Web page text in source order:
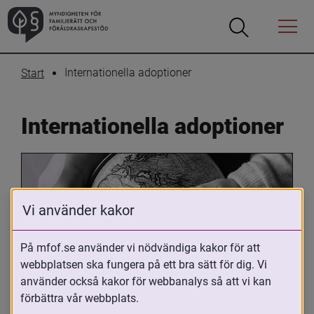
Öppna
Öppna
Menyn
Start Internationella adoptioner
Internationella adoptioner
Oavsett om du är adopterad,
adoptivförälder eller arbetar med
Vi använder kakor
På mfof.se använder vi nödvändiga kakor för att
webbplatsen ska fungera på ett bra sätt för dig. Vi
använder också kakor för webbanalys så att vi kan
förbättra vår webbplats.